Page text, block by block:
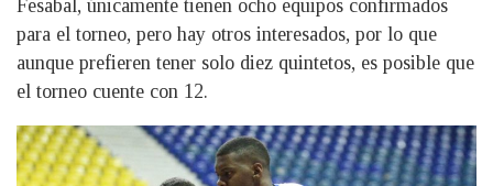
Fesabal, únicamente tienen ocho equipos confirmados
para el torneo, pero hay otros interesados, por lo que
aunque prefieren tener solo diez quintetos, es posible que
el torneo cuente con 12.